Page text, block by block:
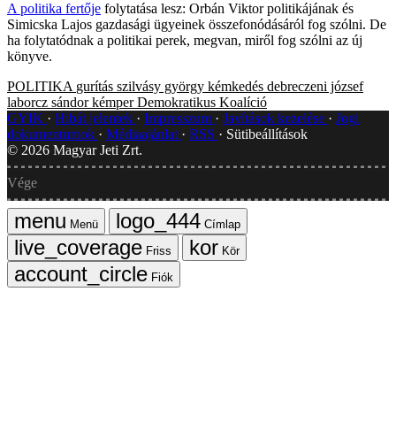
A politika fertője folytatása lesz: Orbán Viktor politikájának és
Simicska Lajos gazdasági ügyeinek összefonódásáról fog szólni. De
ha folytatódnak a politikai perek, megvan, miről fog szólni az új
könyve.
POLITIKA gurítás szilvásy györgy kémkedés debreczeni józsef
laborcz sándor kémper Demokratikus Koalíció
GYIK
Hibát jelentek Impresszum Javítások kezelése
Jogi
dokumentumok
Médiaajánlat RSS
Sütibeállítások
© 2026 Magyar Jeti Zrt.
Vége
Menü
Címlap
Friss
Kör
Fiók